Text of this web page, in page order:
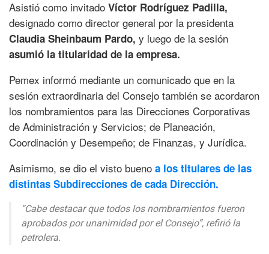
Asistió como invitado Víctor Rodríguez Padilla,
designado como director general por la presidenta
Claudia Sheinbaum Pardo, y luego de la sesión
asumió la titularidad de la empresa.
Pemex informó mediante un comunicado que en la
sesión extraordinaria del Consejo también se acordaron
los nombramientos para las Direcciones Corporativas
de Administración y Servicios; de Planeación,
Coordinación y Desempeño; de Finanzas, y Jurídica.
Asimismo, se dio el visto bueno a los titulares de las
distintas Subdirecciones de cada Dirección.
“Cabe destacar que todos los nombramientos fueron
aprobados por unanimidad por el Consejo”, refirió la
petrolera.